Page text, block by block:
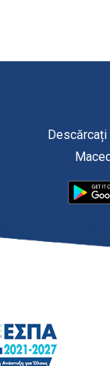
Descărcați